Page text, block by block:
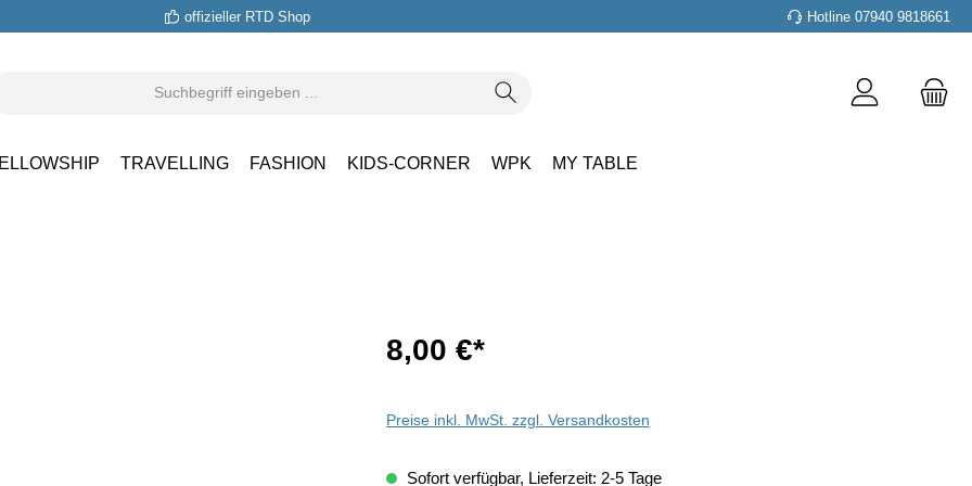
offizieller RTD Shop Hotline 07940 9818661
TRAVELLING FASHION KIDS-CORNER WPK MY TABLE
8,00 €*
Preise inkl. MwSt. zzgl. Versandkosten
Sofort verfügbar, Lieferzeit: 2-5 Tage